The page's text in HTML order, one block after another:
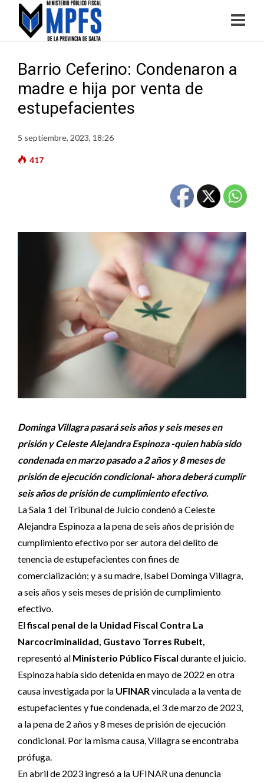
Barrio Ceferino: Condenaron a
madre e hija por venta de
estupefacientes
5 septiembre, 2023, 18:26
417
Dominga Villagra pasará seis años y seis meses en
prisión y Celeste Alejandra Espinoza -quien había sido
condenada en marzo pasado a 2 años y 8 meses de
prisión de ejecución condicional- ahora deberá cumplir
seis años de prisión de cumplimiento efectivo.
La Sala 1 del Tribunal de Juicio condenó a Celeste
Alejandra Espinoza a la pena de seis años de prisión de
cumplimiento efectivo por ser autora del delito de
tenencia de estupefacientes con fines de
comercialización; y a su madre, Isabel Dominga Villagra,
a seis años y seis meses de prisión de cumplimiento
efectivo.
Elfiscal penal de la Unidad Fiscal Contra La
Narcocriminalidad, Gustavo Torres Rubelt,
representó al Ministerio Público Fiscal durante el juicio.
Espinoza había sido detenida en mayo de 2022 en otra
causa investigada por la UFINAR vinculada a la venta de
estupefacientes y fue condenada, el 3 de marzo de 2023,
a la pena de 2 años y 8 meses de prisión de ejecución
condicional. Por la misma causa, Villagra se encontraba
prófuga.
En abril de 2023 ingresó a la UFINAR una denuncia